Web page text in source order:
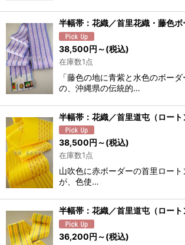
半幅帯：花織／首里花織・藤色ボ
38,500円 ～(税込)
在庫数1点
「藤色の地に青紫と水色のボー
の、沖縄県の伝統的…
半幅帯：花織／首里道屯（ロー
38,500円 ～(税込)
在庫数1点
山吹色に赤ボーダーの首里ロー
が、色使…
半幅帯：花織／首里道屯（ロー
36,200円 ～(税込)